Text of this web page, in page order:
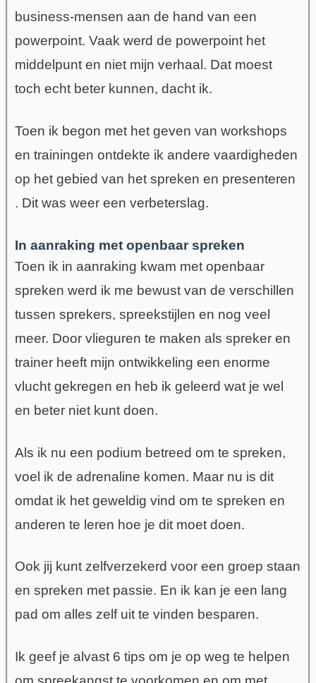
business-mensen aan de hand van een
powerpoint. Vaak werd de powerpoint het
middelpunt en niet mijn verhaal. Dat moest
toch echt beter kunnen, dacht ik.
Toen ik begon met het geven van workshops
en trainingen ontdekte ik andere vaardigheden
op het gebied van het spreken en presenteren
. Dit was weer een verbeterslag.
In aanraking met openbaar spreken
Toen ik in aanraking kwam met openbaar
spreken werd ik me bewust van de verschillen
tussen sprekers, spreekstijlen en nog veel
meer. Door vlieguren te maken als spreker en
trainer heeft mijn ontwikkeling een enorme
vlucht gekregen en heb ik geleerd wat je wel
en beter niet kunt doen.
Als ik nu een podium betreed om te spreken,
voel ik de adrenaline komen. Maar nu is dit
omdat ik het geweldig vind om te spreken en
anderen te leren hoe je dit moet doen.
Ook jij kunt zelfverzekerd voor een groep staan
en spreken met passie. En ik kan je een lang
pad om alles zelf uit te vinden besparen.
Ik geef je alvast 6 tips om je op weg te helpen